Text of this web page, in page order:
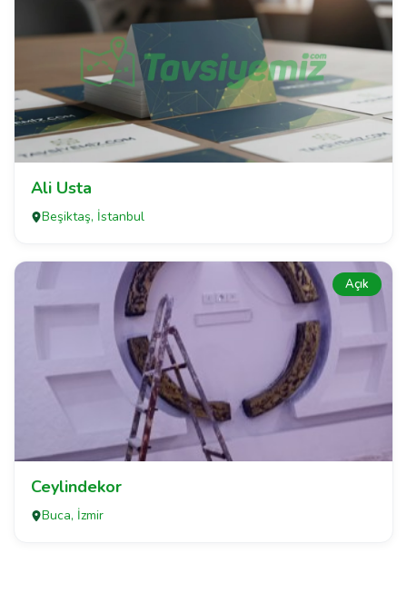
Ali Usta
Beşiktaş, İstanbul
Açık
Ceylindekor
Buca, İzmir